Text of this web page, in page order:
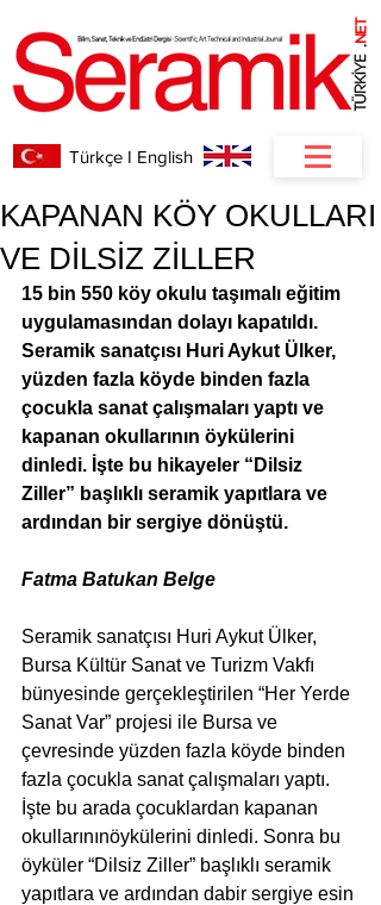
.
NET
Türkçe I English
KAPANAN KÖY OKULLARI
VE DİLSİZ ZİLLER
15 bin 550 köy okulu taşımalı eğitim
uygulamasından dolayı kapatıldı.
Seramik sanatçısı Huri Aykut Ülker,
yüzden fazla köyde binden fazla
çocukla sanat çalışmaları yaptı ve
kapanan okullarının öykülerini
dinledi. İşte bu hikayeler “Dilsiz
Ziller” başlıklı seramik yapıtlara ve
ardından bir sergiye dönüştü.
Fatma Batukan Belge
Seramik sanatçısı Huri Aykut Ülker,
Bursa Kültür Sanat ve Turizm Vakfı
bünyesinde gerçekleştirilen “Her Yerde
Sanat Var” projesi ile Bursa ve
çevresinde yüzden fazla köyde binden
fazla çocukla sanat çalışmaları yaptı.
İşte bu arada çocuklardan kapanan
okullarınınöykülerini dinledi. Sonra bu
öyküler “Dilsiz Ziller” başlıklı seramik
yapıtlara ve ardından dabir sergiye esin